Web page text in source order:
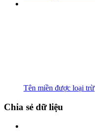
Tên miền được loại trừ
Chia sẻ dữ liệu